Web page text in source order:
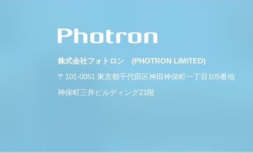
株式会社フォトロン (PHOTRON LIMITED)
〒101-0051 東京都千代田区神田神保町一丁目105番地
神保町三井ビルディング21階